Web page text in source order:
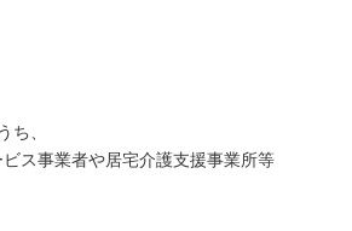
ち、
ス事業者や居宅介護支援事業所等